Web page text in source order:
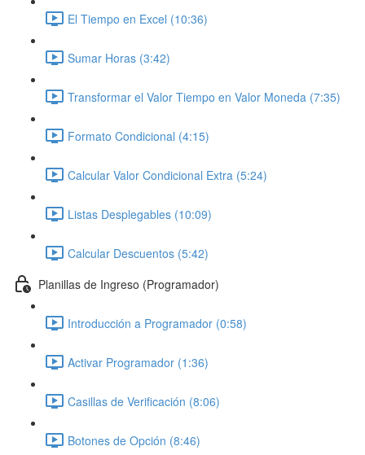
El Tiempo en Excel (10:36)
Sumar Horas (3:42)
Transformar el Valor Tiempo en Valor Moneda (7:35)
Formato Condicional (4:15)
Calcular Valor Condicional Extra (5:24)
Listas Desplegables (10:09)
Calcular Descuentos (5:42)
Planillas de Ingreso (Programador)
Introducción a Programador (0:58)
Activar Programador (1:36)
Casillas de Verificación (8:06)
Botones de Opción (8:46)